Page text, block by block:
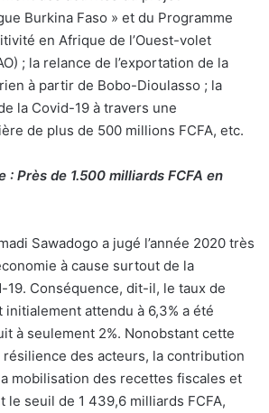
Burkina Faso » et du Programme
en Afrique de l’Ouest-volet
; la relance de l’exportation de la
à partir de Bobo-Dioulasso ; la
la Covid-19 à travers une
de plus de 500 millions FCFA, etc.
Près de 1.500 milliards FCFA en
Sawadogo a jugé l’année 2020 très
à cause surtout de la
19. Conséquence, dit-il, le taux de
attendu à 6,3% a été
à seulement 2%. Nonobstant cette
résilience des acteurs, la contribution
mobilisation des recettes fiscales et
le seuil de 1 439,6 milliards FCFA,